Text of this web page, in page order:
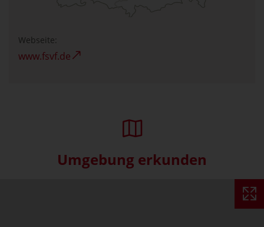
Webseite:
www.fsvf.de
Umgebung erkunden
Interaktive Karte